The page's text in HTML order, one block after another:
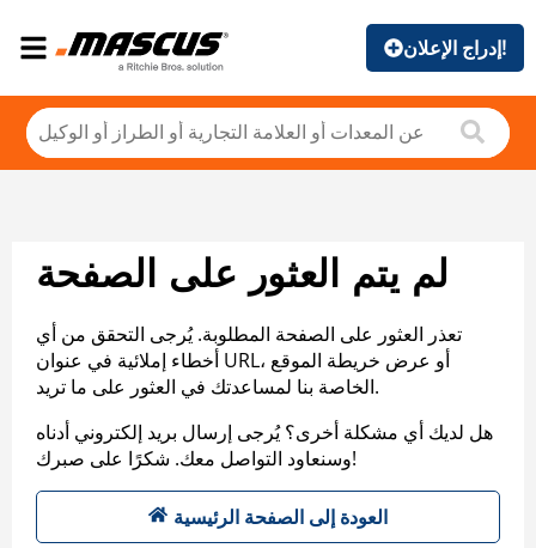
إدراج الإعلان!
لم يتم العثور على الصفحة
تعذر العثور على الصفحة المطلوبة. يُرجى التحقق من أي
أخطاء إملائية في عنوان URL، أو عرض خريطة الموقع
الخاصة بنا لمساعدتك في العثور على ما تريد.
هل لديك أي مشكلة أخرى؟ يُرجى إرسال بريد إلكتروني أدناه
وسنعاود التواصل معك. شكرًا على صبرك!
العودة إلى الصفحة الرئيسية